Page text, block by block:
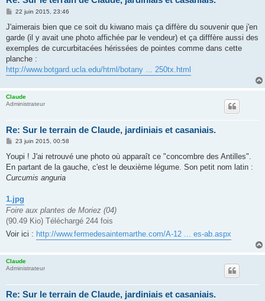
M
s
a
g
22 juin 2015, 23:46
J'aimerais bien que ce soit du kiwano mais ça diffère du souvenir que j'en
garde (il y avait une photo affichée par le vendeur) et ça difffère aussi des
exemples de curcurbitacées hérissées de pointes comme dans cette
planche :
http://www.botgard.ucla.edu/html/botany ... 250tx.html
Claude
Administrateur
Re: Sur le terrain de Claude, jardiniais et casaniais.
M
s
a
g
23 juin 2015, 00:58
Youpi ! J'ai retrouvé une photo où apparaît ce "concombre des Antilles".
En partant de la gauche, c'est le deuxième légume. Son petit nom latin :
Curcumis anguria
1.jpg
Foire aux plantes de Moriez (04)
(90.49 Kio) Téléchargé 244 fois
Voir ici : http://www.fermedesaintemarthe.com/A-12 ... es-ab.aspx
Claude
Administrateur
Re: Sur le terrain de Claude, jardiniais et casaniais.